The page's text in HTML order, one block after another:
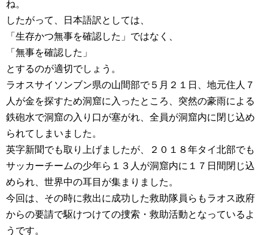
ね。
したがって、日本語訳としては、
「生存かつ無事を確認した」ではなく、
「無事を確認した」
とするのが適切でしょう。
ラオスサイソンブン県の山間部で５月２１日、地元住人７
人が金を探すため洞窟に入ったところ、突然の豪雨による
鉄砲水で洞窟の入り口が塞がれ、全員が洞窟内に閉じ込め
られてしまいました。
英字新聞でも取り上げましたが、２０１８年タイ北部でも
サッカーチームの少年ら１３人が洞窟内に１７日間閉じ込
められ、世界中の耳目が集まりました。
今回は、その時に救出に成功した救助隊員らもラオス政府
からの要請で駆けつけての捜索・救助活動となっているよ
うです。